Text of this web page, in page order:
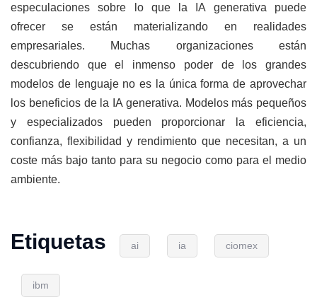
especulaciones sobre lo que la IA generativa puede
ofrecer se están materializando en realidades
empresariales. Muchas organizaciones están
descubriendo que el inmenso poder de los grandes
modelos de lenguaje no es la única forma de aprovechar
los beneficios de la IA generativa. Modelos más pequeños
y especializados pueden proporcionar la eficiencia,
confianza, flexibilidad y rendimiento que necesitan, a un
coste más bajo tanto para su negocio como para el medio
ambiente.
Etiquetas ai ia ciomex
ibm